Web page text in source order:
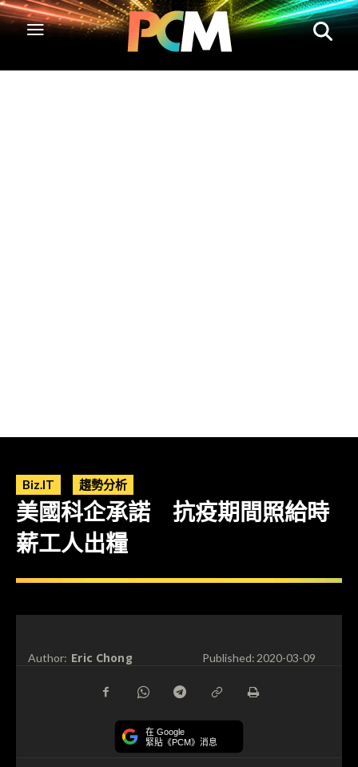
Biz.IT 趨勢分析
美國科企承諾 抗疫期間照給時
薪工人出糧
Author: Eric Chong Published:2020-03-09
在 Google
緊貼《PCM》消息